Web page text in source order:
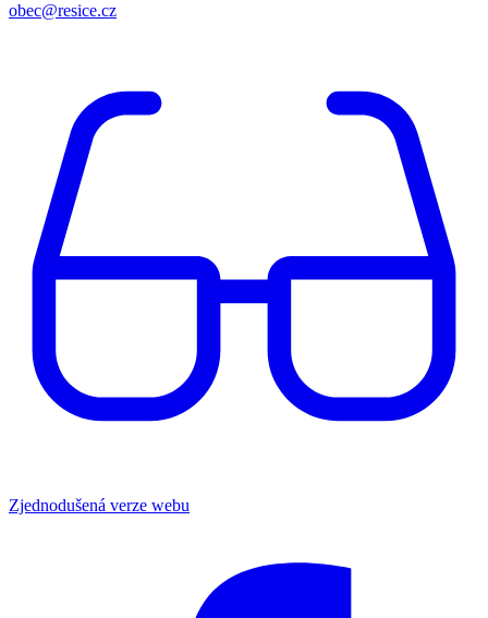
obec@resice.cz
Zjednodušená verze webu